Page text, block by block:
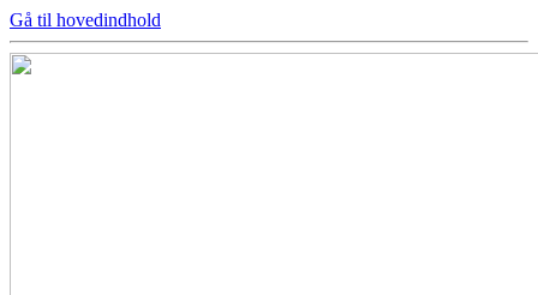
Gå til hovedindhold